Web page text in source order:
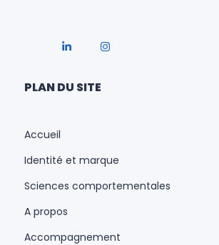
PLAN DU SITE
Accueil
Identité et marque
Sciences comportementales
A propos
Accompagnement